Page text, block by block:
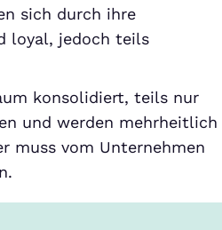
sich durch ihre
loyal, jedoch teils
konsolidiert, teils nur
und werden mehrheitlich
muss vom Unternehmen